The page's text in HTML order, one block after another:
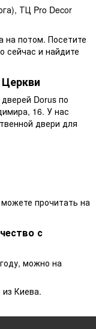
ТЦ Pro Decor
на потом. Посетите
сейчас и найдите
Dorus по
16. У нас
двери для
прочитать на
с
можно на
Киева.